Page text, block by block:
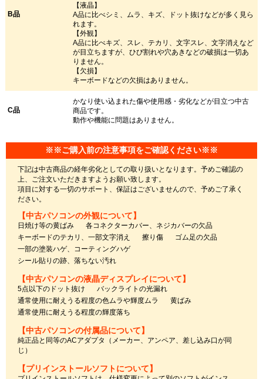
B品
【液晶】
A品に比べシミ、ムラ、キズ、ドット抜けなどが多く見ら
れます。
【外観】
A品に比べキズ、スレ、テカリ、文字スレ、文字消えなど
が目立ちますが、ひび割れや穴あきなどの破損は一切あ
りません。
【欠損】
キーボードなどの欠損はありません。
C品
かなり使い込まれた傷や使用感・劣化などが目立つ中古
商品です。
動作や機能に問題はありません。
※※ご購入前の注意事項をご確認ください※※
下記は中古商品の経年劣化としての取り扱いとなります。予めご確認の
上、ご注文いただきますようお願い致します。
項目に対する一切のサポート、保証はございませんので、予めご了承く
ださい。
【中古パソコンの外観について】
日焼け等の黄ばみ
各コネクターカバー、ネジカバーの欠品
キーボードのテカリ、一部文字消え
擦り傷
ゴム足の欠品
一部の塗装ハゲ、コーティングハゲ
シール貼りの跡、落ちない汚れ
【中古パソコンの液晶ディスプレイについて】
5点以下のドット抜け
バックライトの光漏れ
通常使用に耐えうる程度の色ムラや輝度ムラ
黄ばみ
通常使用に耐えうる程度の輝度落ち
【中古パソコンの付属品について】
純正品と同等のACアダプタ（メーカー、アンペア、差し込み口が同
じ）
【プリインストールソフトについて】